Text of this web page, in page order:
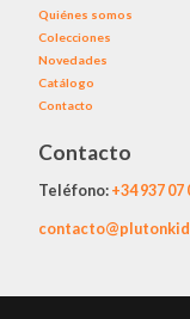
Quiénes somos
Colecciones
Novedades
Catálogo
Contacto
Contacto
Teléfono:+34937 07